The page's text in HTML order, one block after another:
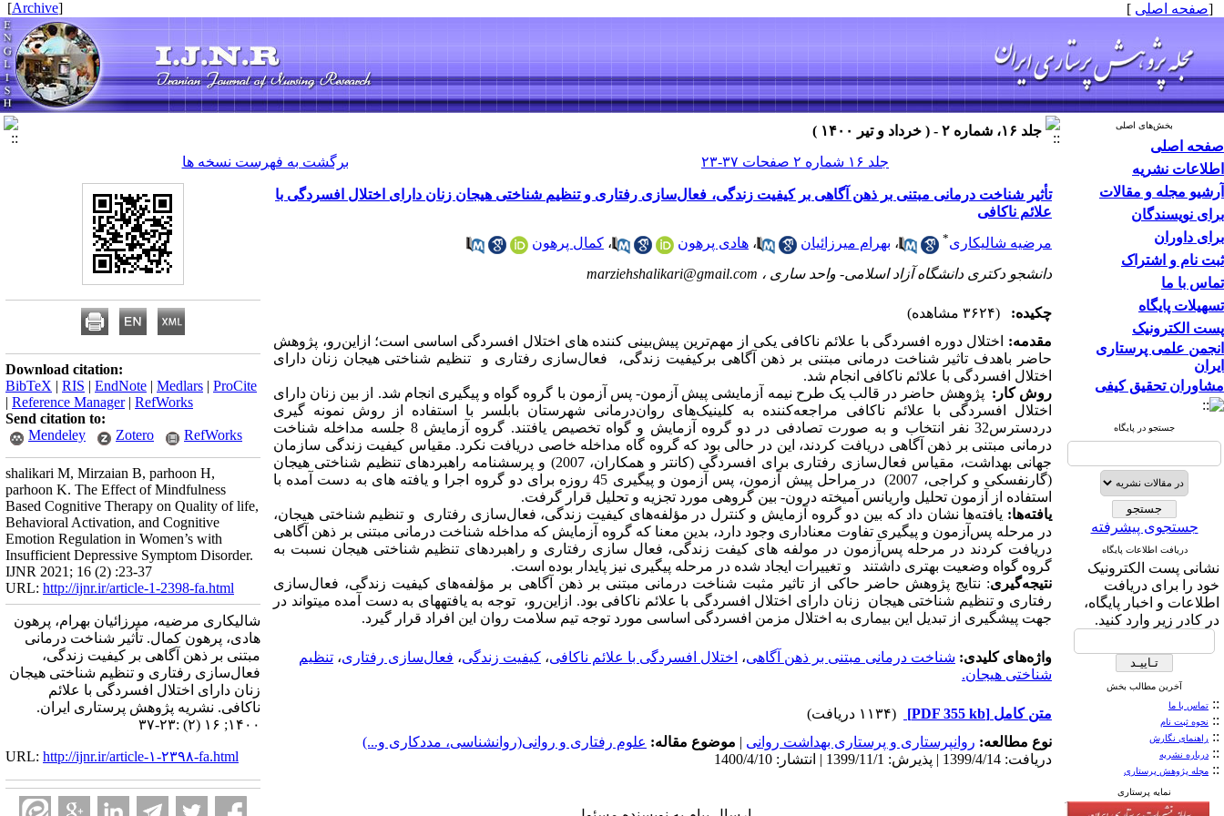
[صفحه اصلی ]
[
Archive
]
بخش‌های اصلی
صفحه اصلی
اطلاعات نشریه
آرشیو مجله و مقالات
برای نویسندگان
برای داوران
ثبت نام و اشتراک
تماس با ما
تسهیلات پایگاه
پست الکترونیک
انجمن علمی پرستاری
ایران
مشاوران تحقیق کیفی
جستجو در پایگاه
جستجوی پیشرفته
دریافت اطلاعات پایگاه
نشانی پست الکترونیک
خود را برای دریافت
اطلاعات و اخبار پایگاه،
در کادر زیر وارد کنید.
آخرین مطالب بخش
:: تماس با ما
:: نحوه ثبت نام
:: راهنمای نگارش
:: درباره نشریه
:: مجله پژوهش پرستاری
نمایه پرستاری
جلد ۱۶، شماره ۲ - ( خرداد و تیر ۱۴۰۰ )
جلد ۱۶ شماره ۲ صفحات ۳۷-۲۳
برگشت به فهرست نسخه ها
تأثیر شناخت درمانی مبتنی بر ذهن آگاهی بر کیفیت زندگی، فعال‌سازی رفتاری و تنظیم شناختی هیجان زنان دارای اختلال افسردگی با
علائم ناکافی
مرضیه شالیکاری* ، بهرام میرزائیان ، هادی پرهون ، کمال پرهون
دانشجو دکتری دانشگاه آزاد اسلامی- واحد ساری ، marziehshalikari@gmail.com
چکیده:
(۳۶۲۴ مشاهده)
مقدمه:
اختلال دوره افسردگی با علائم ناکافی یکی از مهم‌ترین پیشبینی کننده های اختلال افسردگی اساسی است؛ ازاین‌رو، پژوهش
حاضر باهدف تاثیر شناخت درمانی مبتنی بر ذهن آگاهی برکیفیت زندگی، فعالسازی رفتاری و تنظیم شناختی هیجان زنان دارای
اختلال افسردگی با علائم ناکافی انجام شد.
روش کار‌: پژوهش حاضر در قالب یک طرح نیمه آزمایشی پیش آزمون- پس آزمون با گروه گواه و پیگیری انجام شد. از بین زنان دارای
اختلال افسردگی با علائم ناکافی مراجعه‌کننده به کلینیک‌های روان‌درمانی شهرستان بابلسر با استفاده از روش نمونه گیری
دردسترس32 نفر انتخاب و به صورت تصادفی در دو گروه آزمایش و گواه تخصیص یافتند. گروه آزمایش 8 جلسه مداخله شناخت
درمانی مبتنی بر ذهن آگاهی دریافت کردند، این در حالی بود که گروه گاه مداخله خاصی دریافت نکرد. مقیاس کیفیت زندگی سازمان
جهانی بهداشت، مقیاس فعال‌سازی رفتاری برای افسردگی (کانتر و همکاران، 2007) و پرسشنامه راهبردهای تنظیم شناختی هیجان
(گارنفسکی و کراجی، 2007) در مراحل پیش آزمون، پس آزمون و پیگیری 45 روزه برای دو گروه اجرا و یافته های به دست آمده با
استفاده از آزمون تحلیل واریانس آمیخته درون- بین گروهی مورد تجزیه و تحلیل قرار گرفت.
یافته‌ها: یافته‌ها نشان داد که بین دو گروه آزمایش و کنترل در مؤلفه‌های کیفیت زندگی، فعال‌سازی رفتاری و تنظیم شناختی هیجان،
در مرحله پس‌آزمون و پیگیری تفاوت معناداری وجود دارد، بدین معنا که گروه آزمایش که مداخله شناخت درمانی مبتنی بر ذهن آگاهی
دریافت کردند در مرحله پس‌آزمون در مولفه های کیفت زندگی، فعال سازی رفتاری و راهبردهای تنظیم شناختی هیجان نسبت به
گروه گواه وضعیت بهتری داشتند و تغییرات ایجاد شده در مرحله پیگیری نیز پایدار بوده است.
نتیجه‌گیری: نتایج پژوهش حاضر حاکی از تاثیر مثبت شناخت درمانی مبتنی بر ذهن آگاهی بر مؤلفه‌های کیفیت زندگی، فعال‌سازی
رفتاری و تنظیم شناختی هیجان زنان دارای اختلال افسردگی با علائم ناکافی بود. ازاین‌رو، توجه به یافته­های به دست آمده می­تواند در
جهت پیشگیری از تبدیل این بیماری به اختلال مزمن افسردگی اساسی مورد توجه تیم سلامت روان این افراد قرار گیرد.
واژه‌های کلیدی: شناخت درمانی مبتنی بر ذهن آگاهی، اختلال افسردگی با علائم ناکافی، کیفیت زندگی، فعال‌سازی رفتاری، تنظیم
شناختی هیجان.
متن کامل [PDF 355 kb]
(۱۱۳۴ دریافت)
نوع مطالعه: روانپرستاری و پرستاری بهداشت روانی | موضوع مقاله: علوم رفتاری و روانی(روانشناسی، مددکاری و...)
دریافت: 1399/4/14 | پذیرش: 1399/11/1 | انتشار: 1400/4/10
Download citation:
BibTeX | RIS | EndNote | Medlars | ProCite
| Reference Manager| RefWorks
Send citation to:
Mendeley
Zotero RefWorks
shalikari M, Mirzaian B, parhoon H,
parhoon K. The Effect of Mindfulness
Based Cognitive Therapy on Quality of life,
Behavioral Activation, and Cognitive
Emotion Regulation in Women’s with
Insufficient Depressive Symptom Disorder.
IJNR 2021; 16 (2) :23-37
URL: http://ijnr.ir/article-1-2398-fa.html
شالیکاری مرضیه، میرزائیان بهرام، پرهون
هادی، پرهون کمال. تأثیر شناخت درمانی
مبتنی بر ذهن آگاهی بر کیفیت زندگی،
فعال‌سازی رفتاری و تنظیم شناختی هیجان
زنان دارای اختلال افسردگی با علائم
ناکافی. نشریه پژوهش پرستاری ایران.
۱۴۰۰; ۱۶ (۲) :۲۳-۳۷
URL: http://ijnr.ir/article-۱-۲۳۹۸-fa.html